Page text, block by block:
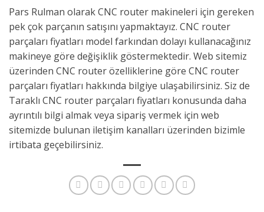
Pars Rulman olarak CNC router makineleri için gereken
pek çok parçanın satışını yapmaktayız. CNC router
parçaları fiyatları model farkından dolayı kullanacağınız
makineye göre değişiklik göstermektedir. Web sitemiz
üzerinden CNC router özelliklerine göre CNC router
parçaları fiyatları hakkında bilgiye ulaşabilirsiniz. Siz de
Taraklı CNC router parçaları fiyatları konusunda daha
ayrıntılı bilgi almak veya sipariş vermek için web
sitemizde bulunan iletişim kanalları üzerinden bizimle
irtibata geçebilirsiniz.